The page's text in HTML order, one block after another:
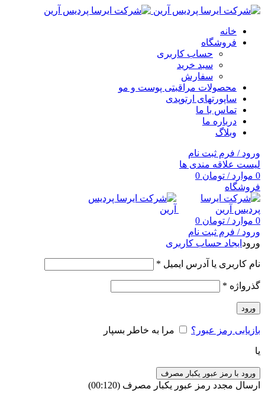
خانه
فروشگاه
حساب کاربری
سبد خرید
سفارش
محصولات مراقبتی پوست و مو
ساپورتهای ارتوپدی
تماس با ما
درباره ما
وبلاگ
ورود / فرم ثبت نام
لیست علاقه مندی ها
0 موارد / تومان
فروشگاه
0 موارد / تومان
ورود / فرم ثبت نام
ورود ایجاد حساب کاربری
نام کاربری یا آدرس ایمیل *
گذرواژه *
ورود
بازیابی رمز عبور؟ مرا به خاطر بسپار
یا
ورود با رمز عبور یکبار مصرف
ارسال مجدد رمز عبور یکبار مصرف (00:
120
)